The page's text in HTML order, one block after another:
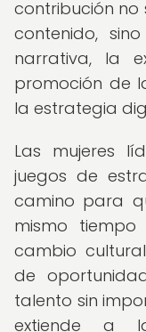
contribución no
contenido,
narrativa, la
promoción de
la estrategia
Las mujeres
juegos de
camino para
mismo
cambio
de
talento sin
extiende a